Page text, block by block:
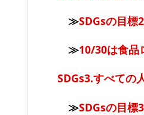
≫SDGsの目標
≫10/30は食品
SDGs3.すべての
≫SDGsの目標